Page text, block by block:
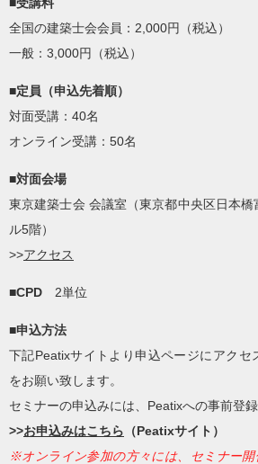
全国の建築士会会員：2,000円（税込）
一般：3,000円（税込）
■定員（申込先着順）
対面受講：40名
オンライン受講：50名
■対面会場
東京建築士会 会議室（東京都中央区日本
ル5階）
>>アクセス
■CPD 2単位
■申込方法
下記Peatixサイトより申込ページにアクセ
をお願い致します。
セミナーの申込みには、Peatixへの事前登録
>>お申込みはこちら （Peatixサイト）
※オンライン参加の方々には、セミナー